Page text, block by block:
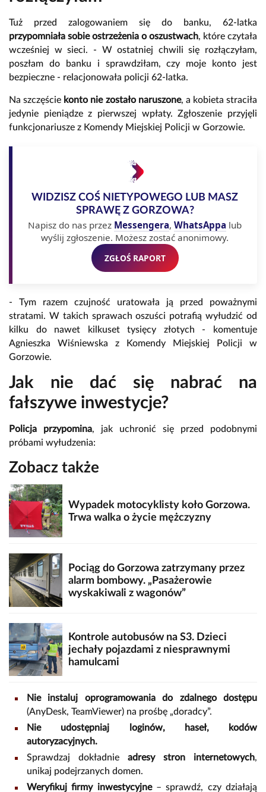
Tuż przed zalogowaniem się do banku, 62-latka
przypomniała sobie ostrzeżenia o oszustwach, które czytała
wcześniej w sieci. - W ostatniej chwili się rozłączyłam,
poszłam do banku i sprawdziłam, czy moje konto jest
bezpieczne - relacjonowała policji 62-latka.
Na szczęście konto nie zostało naruszone, a kobieta straciła
jedynie pieniądze z pierwszej wpłaty. Zgłoszenie przyjęli
funkcjonariusze z Komendy Miejskiej Policji w Gorzowie.
WIDZISZ COŚ NIETYPOWEGO LUB MASZ
SPRAWĘ Z GORZOWA?
Napisz do nas przez Messengera, WhatsAppa lub
wyślij zgłoszenie. Możesz zostać anonimowy.
ZGŁOŚ RAPORT
- Tym razem czujność uratowała ją przed poważnymi
stratami. W takich sprawach oszuści potrafią wyłudzić od
kilku do nawet kilkuset tysięcy złotych - komentuje
Agnieszka Wiśniewska z Komendy Miejskiej Policji w
Gorzowie.
Jak nie dać się nabrać na
fałszywe inwestycje?
Policja przypomina, jak uchronić się przed podobnymi
próbami wyłudzenia:
Zobacz także
Wypadek motocyklisty koło Gorzowa.
Trwa walka o życie mężczyzny
Pociąg do Gorzowa zatrzymany przez
alarm bombowy. „Pasażerowie
wyskakiwali z wagonów”
Kontrole autobusów na S3. Dzieci
jechały pojazdami z niesprawnymi
hamulcami
Nie instaluj oprogramowania do zdalnego dostępu
(AnyDesk, TeamViewer) na prośbę „doradcy”.
Nie udostępniaj loginów, haseł, kodów
autoryzacyjnych.
Sprawdzaj dokładnie adresy stron internetowych,
unikaj podejrzanych domen.
Weryfikuj firmy inwestycyjne– sprawdź, czy działają